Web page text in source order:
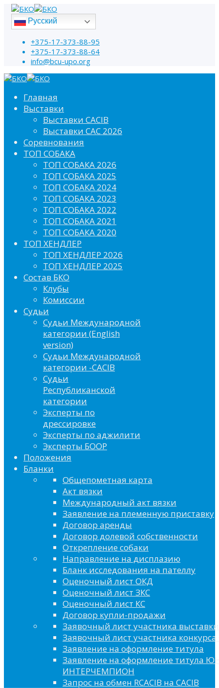
Русский
+375-17-373-88-95
+375-17-373-88-64
info@bcu-upo.org
Главная
Выставки
Выставки CACIB
Выставки САС 2026
Соревнования
ТОП СОБАКА
ТОП СОБАКА 2026
ТОП СОБАКА 2025
ТОП СОБАКА 2024
ТОП СОБАКА 2023
ТОП СОБАКА 2022
ТОП СОБАКА 2021
ТОП СОБАКА 2020
ТОП ХЕНДЛЕР
ТОП ХЕНДЛЕР 2026
ТОП ХЕНДЛЕР 2025
Состав БКО
Клубы
Комиссии
Судьи
Судьи Международной
категории (English
version)
Судьи Международной
категории -CACIB
Судьи
Республиканской
категории
Эксперты по
дрессировке
Эксперты по аджилити
Эксперты БООР
Положения
Бланки
Общепометная карта
Акт вязки
Международный акт вязки
Заявление на племенную приставку
Договор аренды
Договор долевой собственности
Открепление собаки
Направление на дисплазию
Бланк исследования на пателлу
Оценочный лист ОКД
Оценочный лист ЗКС
Оценочный лист КС
Договор купли-продажи
Заявочный лист участника выставки
Заявочный лист участника конкурса
Заявление на оформление титула
Заявление на оформление титула
ИНТЕРЧЕМПИОН
Запрос на обмен RCACIB на CACIB